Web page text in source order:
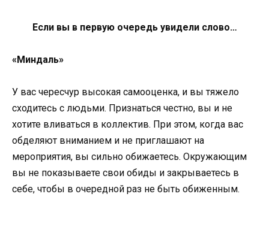
Если вы в первую очередь увидели слово…
«Миндаль»
У вас чересчур высокая самооценка, и вы тяжело
сходитесь с людьми. Признаться честно, вы и не
хотите вливаться в коллектив. При этом, когда вас
обделяют вниманием и не приглашают на
мероприятия, вы сильно обижаетесь. Окружающим
вы не показываете свои обиды и закрываетесь в
себе, чтобы в очередной раз не быть обиженным.